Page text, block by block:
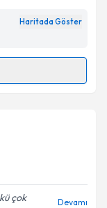
belirtilen
Haritada Göster
talebi
için bir
çok
Devamı